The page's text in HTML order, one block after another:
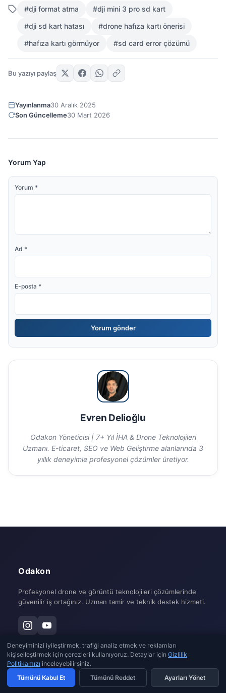
#dji format atma
#dji mini 3 pro sd kart
#dji sd kart hatası
#drone hafıza kartı önerisi
#hafıza kartı görmüyor
#sd card error çözümü
Bu yazıyı paylaş
Yayınlanma30 Aralık 2025
Son Güncelleme30 Mart 2026
Yorum Yap
Yorum *
Ad *
E-posta *
Evren Delioğlu
Odakon Yöneticisi | 7+ Yıl İHA & Drone Teknolojileri
Uzmanı. E-ticaret, SEO ve Web Geliştirme alanlarında 3
yıllık deneyimle profesyonel çözümler üretiyor.
Odakon
Profesyonel drone ve görüntü teknolojileri çözümlerinde
güvenilir iş ortağınız. Uzman tamir ve teknik destek hizmeti.
Odakon, DJI dronelar için marka bağımsız tamir hizmeti sunmaktadır.
Odakon'un DJI Technology Co., Ltd. ile herhangi bir resmi iş ortaklığı
veya yetkili servis anlaşması bulunmamaktadır. DJI, DJI Technology Co.,
Ltd. şirketinin tescilli markasıdır.
Deneyiminizi iyileştirmek, trafiği analiz etmek ve reklamları
kişiselleştirmek için çerezleri kullanıyoruz. Detaylar için Gizlilik
Politikamızı inceleyebilirsiniz.
Tümünü Kabul Et
Tümünü Reddet Ayarları Yönet